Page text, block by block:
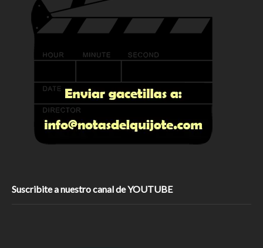
Suscribite a nuestro canal de YOUTUBE